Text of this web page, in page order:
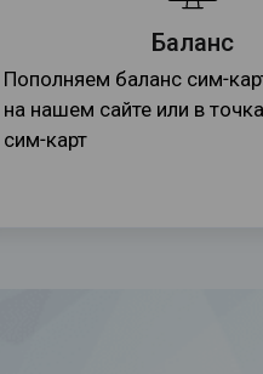
Баланс
Пополняем баланс сим-
на нашем сайте или в
сим-карт